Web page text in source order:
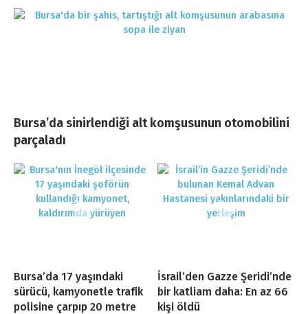
Bursa’da sinirlendiği alt komşusunun otomobilini
parçaladı
Bursa’da 17 yaşındaki
sürücü, kamyonetle trafik
polisine çarpıp 20 metre
İsrail’den Gazze Şeridi’nde
bir katliam daha: En az 66
kişi öldü